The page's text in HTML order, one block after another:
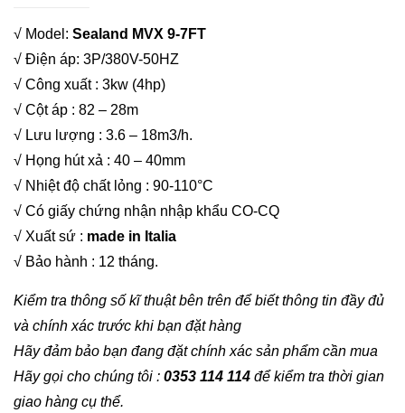
√ Model: Sealand MVX 9-7FT
√ Điện áp: 3P/380V-50HZ
√ Công xuất : 3kw (4hp)
√ Cột áp : 82 – 28m
√ Lưu lượng : 3.6 – 18m3/h.
√ Họng hút xả : 40 – 40mm
√ Nhiệt độ chất lỏng : 90-110°C
√ Có giấy chứng nhận nhập khẩu CO-CQ
√ Xuất sứ : made in Italia
√ Bảo hành : 12 tháng.
Kiểm tra thông số kĩ thuật bên trên để biết thông tin đầy đủ
và chính xác trước khi bạn đặt hàng
Hãy đảm bảo bạn đang đặt chính xác sản phẩm cần mua
Hãy gọi cho chúng tôi : 0353 114 114 để kiểm tra thời gian
giao hàng cụ thể.